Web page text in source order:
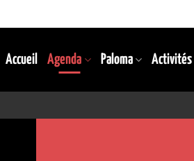
Accueil Agenda Paloma Activités